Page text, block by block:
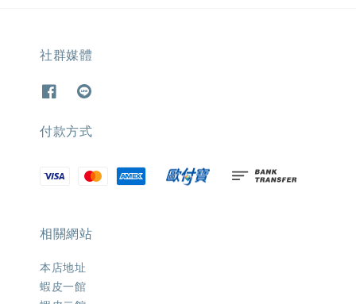
社群媒體
付款方式
相關網站
本店地址
蝦皮一館